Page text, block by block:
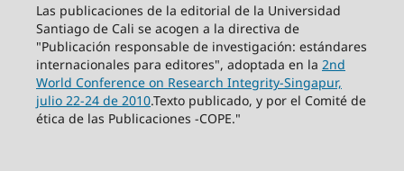
Las publicaciones de la editorial de la Universidad
Santiago de Cali se acogen a la directiva de
"Publicación responsable de investigación: estándares
internacionales para editores", adoptada en la 2nd
World Conference on Research Integrity-Singapur,
julio 22-24 de 2010.Texto publicado, y por el Comité de
ética de las Publicaciones -COPE."